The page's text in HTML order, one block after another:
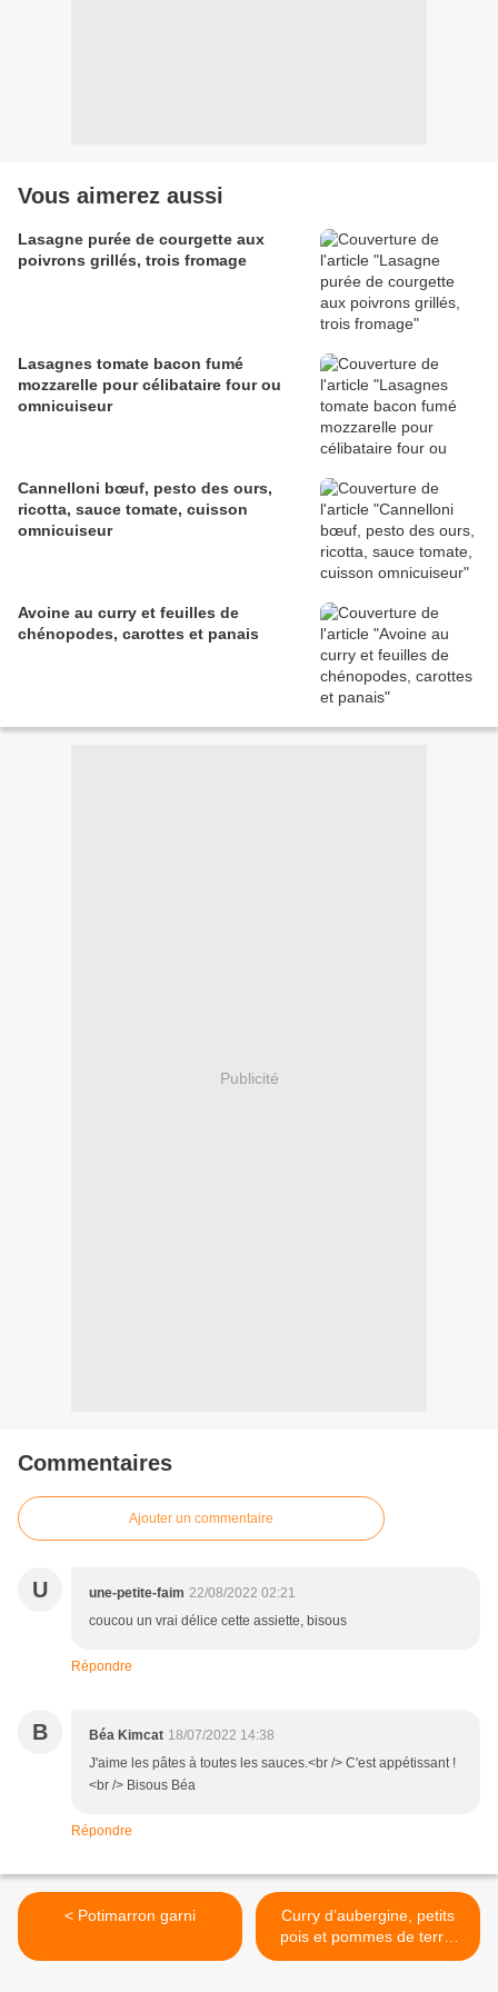
Vous aimerez aussi
Lasagne purée de courgette aux
poivrons grillés, trois fromage
Lasagnes tomate bacon fumé
mozzarelle pour célibataire four ou
omnicuiseur
Cannelloni bœuf, pesto des ours,
ricotta, sauce tomate, cuisson
omnicuiseur
Avoine au curry et feuilles de
chénopodes, carottes et panais
Publicité
Commentaires
Ajouter un commentaire
U une-petite-faim 22/08/2022 02:21
coucou un vrai délice cette assiette, bisous
Répondre
B Béa Kimcat 18/07/2022 14:38
J'aime les pâtes à toutes les sauces.<br /> C'est appétissant !
<br /> Bisous Béa
Répondre
< Potimarron garni
Curry d’aubergine, petits
pois et pommes de terre,
tombée de jeunes blettes et